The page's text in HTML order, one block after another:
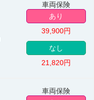
車両保険
あり
39,900円
なし
21,820円
車両保険